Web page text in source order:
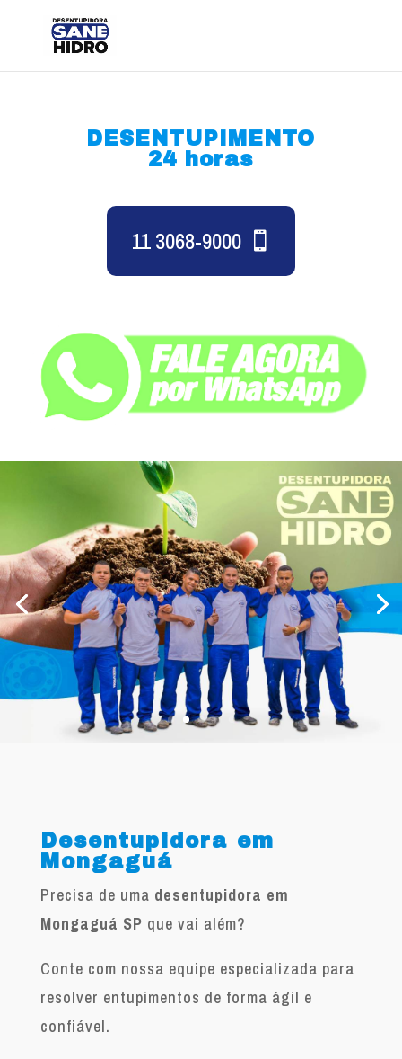
DESENTUPIMENTO
24 horas
11 3068-9000
Desentupidora em
Mongaguá
Precisa de uma desentupidora em
Mongaguá SP que vai além?
Conte com nossa equipe especializada para
resolver entupimentos de forma ágil e
confiável.